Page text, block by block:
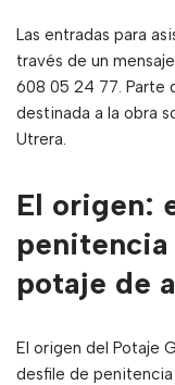
Las entradas para
través de un
608 05 24 77. Parte
destinada a la obra
Utrera.
El origen:
potaje de
El origen del Potaje
desfile de